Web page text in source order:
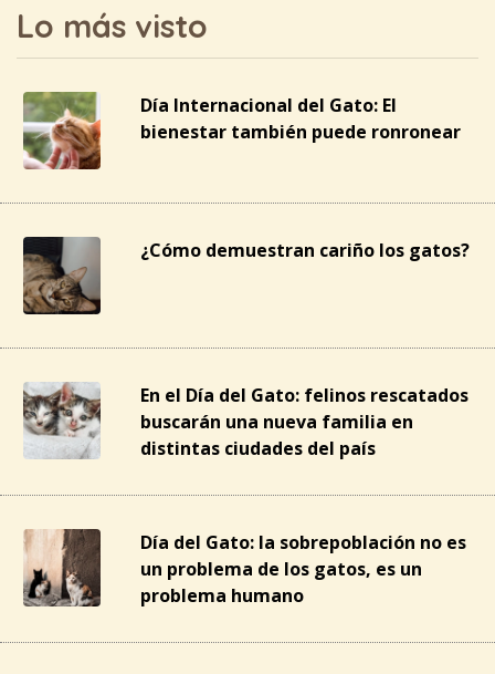
Lo más visto
Día Internacional del Gato: El
bienestar también puede ronronear
¿Cómo demuestran cariño los gatos?
En el Día del Gato: felinos rescatados
buscarán una nueva familia en
distintas ciudades del país
Día del Gato: la sobrepoblación no es
un problema de los gatos, es un
problema humano